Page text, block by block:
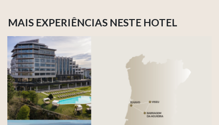
MAIS EXPERIÊNCIAS NESTE HOTEL